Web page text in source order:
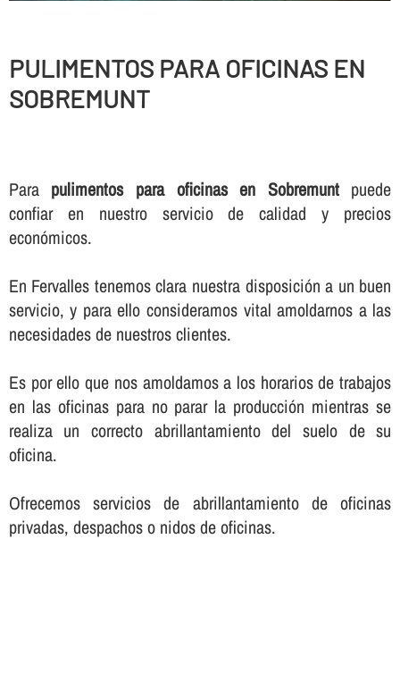
PULIMENTOS PARA OFICINAS EN
SOBREMUNT
Para pulimentos para oficinas en Sobremuntpuede
confiar en nuestro servicio de calidad y precios
económicos.
En Fervalles tenemos clara nuestra disposición a un buen
servicio, y para ello consideramos vital amoldarnos a las
necesidades de nuestros clientes.
Es por ello que nos amoldamos a los horarios de trabajos
en las oficinas para no parar la producción mientras se
realiza un correcto abrillantamiento del suelo de su
oficina.
Ofrecemos servicios de abrillantamiento de oficinas
privadas, despachos o nidos de oficinas.